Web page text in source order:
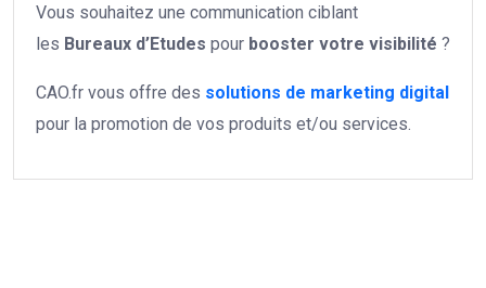
Vous souhaitez une communication ciblant
les Bureaux d’Etudes pour booster votre visibilité ?
CAO.fr vous offre des solutions de marketing digital
pour la promotion de vos produits et/ou services.